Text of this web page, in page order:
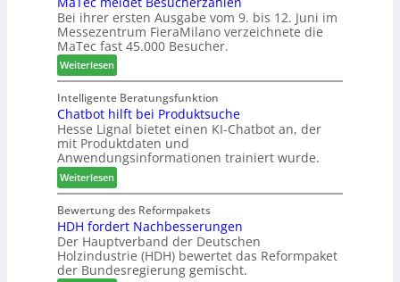
ü
h
r
r
ü
r
P
a
n
t
a
g
r
ä
s
e
r
u
n
d
-
V
e
r
b
i
n
d
e
a
r
e
-
A
k
t
i
o
n
s
w
o
c
h
e
n
Bei ihrer ersten Ausgabe vom 9. bis 12. Juni im
Messezentrum FieraMilano verzeichnete die
MaTec fast 45.000 Besucher.
Weiterlesen:
M
a
T
e
c
m
e
l
d
e
t
B
e
Intelligente Beratungsfunktion
Chatbot hilft bei Produktsuche
Hesse Lignal bietet einen KI-Chatbot an, der
mit Produktdaten und
Anwendungsinformationen trainiert wurde.
Weiterlesen:
C
h
a
t
b
o
Bewertung des Reformpakets
HDH fordert Nachbesserungen
Der Hauptverband der Deutschen
Holzindustrie (HDH) bewertet das Reformpaket
der Bundesregierung gemischt.